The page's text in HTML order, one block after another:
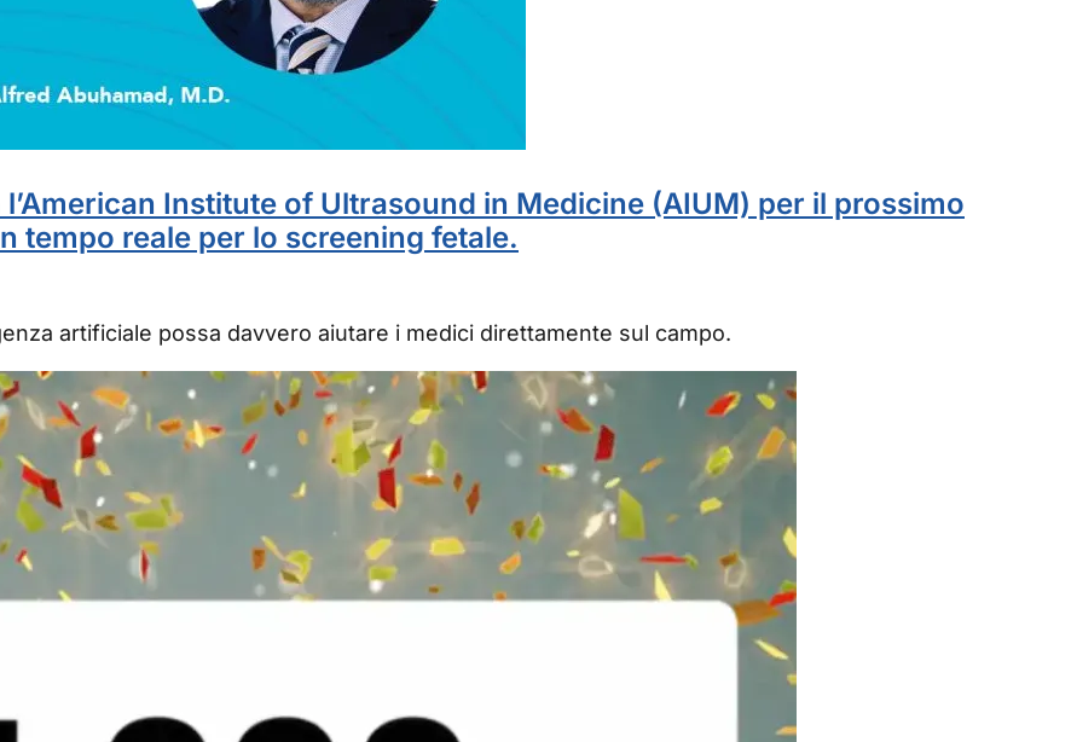
Institute of Ultrasound in Medicine (AIUM) per il prossimo
tempo reale per lo screening fetale.
artificiale possa davvero aiutare i medici direttamente sul campo.